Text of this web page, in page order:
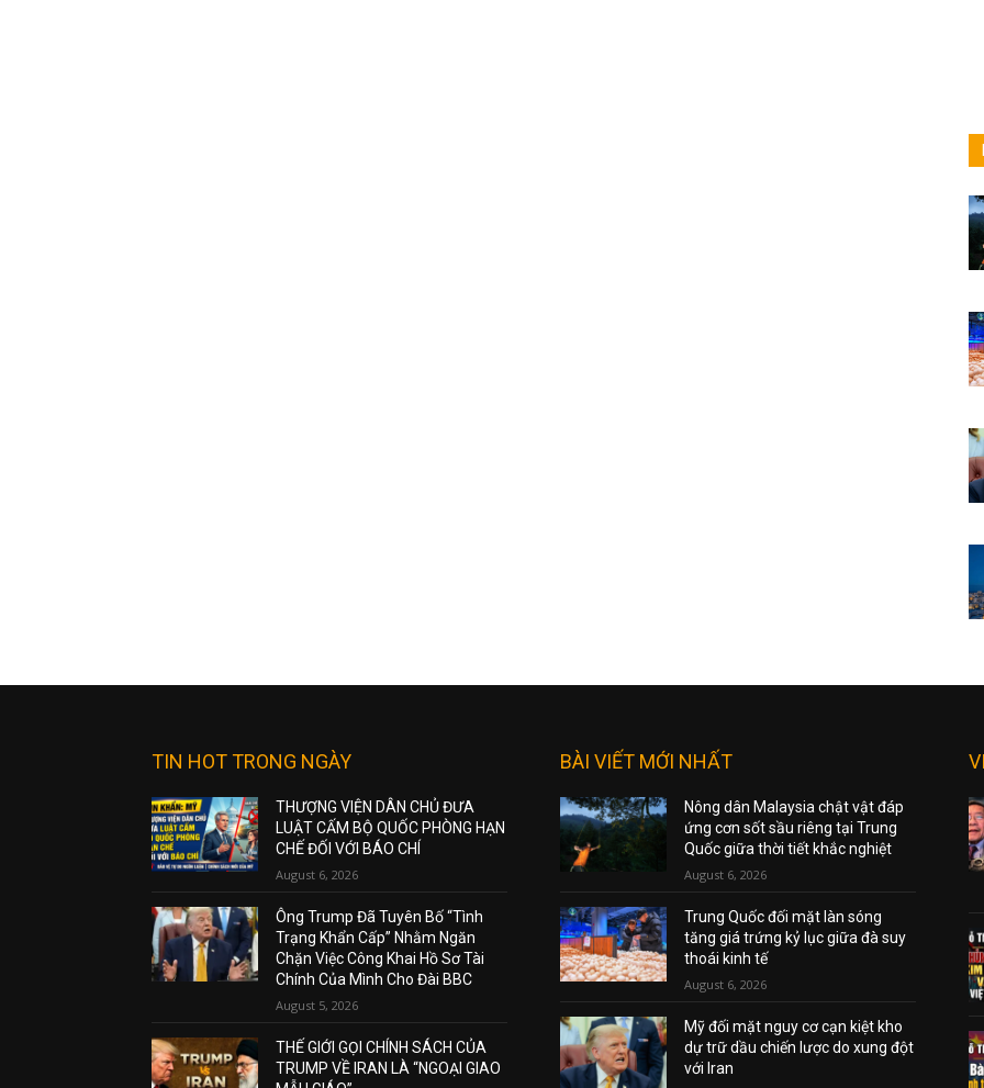
TIN HOT TRONG NGÀY
THƯỢNG VIỆN DÂN CHỦ ĐƯA
LUẬT CẤM BỘ QUỐC PHÒNG HẠN
CHẾ ĐỐI VỚI BÁO CHÍ
August 6, 2026
Ông Trump Đã Tuyên Bố “Tình
Trạng Khẩn Cấp” Nhằm Ngăn
Chặn Việc Công Khai Hồ Sơ Tài
Chính Của Mình Cho Đài BBC
August 5, 2026
THẾ GIỚI GỌI CHÍNH SÁCH CỦA
TRUMP VỀ IRAN LÀ “NGOẠI GIAO
BÀI VIẾT MỚI NHẤT
Nông dân Malaysia chật vật đáp
ứng cơn sốt sầu riêng tại Trung
Quốc giữa thời tiết khắc nghiệt
August 6, 2026
Trung Quốc đối mặt làn sóng
tăng giá trứng kỷ lục giữa đà suy
thoái kinh tế
August 6, 2026
Mỹ đối mặt nguy cơ cạn kiệt kho
dự trữ dầu chiến lược do xung đột
với Iran